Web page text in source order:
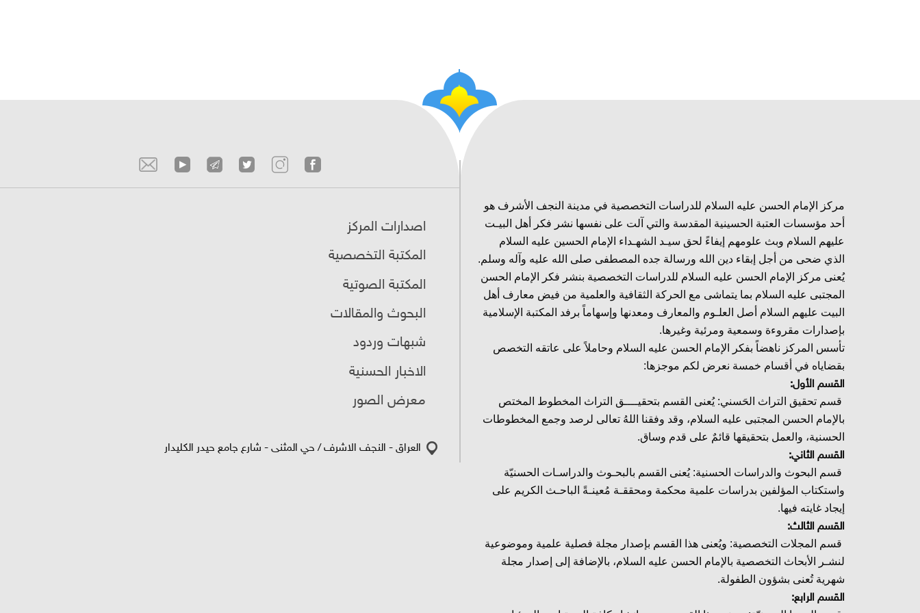
مركز الإمام الحسن عليه السلام للدراسات التخصصية في مدينة النجف الأشرف هو
أحد مؤسسات العتبة الحسينية المقدسة والتي آلت على نفسها نشر فكر أهل البيـت
عليهم السلام وبث علومهم إيفاءً لحق سيـد الشهـداء الإمام الحسين عليه السلام
الذي ضحى من أجل إبقاء دين الله ورسالة جده المصطفى صلى الله عليه وآله وسلم.
يُعنى مركز الإمام الحسن عليه السلام للدراسات التخصصية بنشر فكر الإمام الحسن
المجتبى عليه السلام بما يتماشى مع الحركة الثقافية والعلمية من فيض معارف أهل
البيت عليهم السلام أصل العلـوم والمعارف ومعدنها وإسهاماً برفد المكتبة الإسلامية
بإصدارات مقروءة وسمعية ومرئية وغيرها.
تأسس المركز ناهضاً بفكر الإمام الحسن عليه السلام وحاملاً على عاتقه التخصص
بقضاياه في أقسام خمسة نعرض لكم موجزها:
القسم الأول:
قسم تحقيق التراث الحَسني: يُعنى القسم بتحقيــــق التراث المخطوط المختص
بالإمام الحسن المجتبى عليه السلام، وقد وفقنا اللهُ تعالى لرصد وجمع المخطوطات
الحسنية، والعمل بتحقيقها قائمٌ على قدم وساق.
القسم الثاني:
قسم البحوث والدراسات الحسنية: يُعنى القسم بالبحـوث والدراسـات الحسنيّة
واستكتاب المؤلفين بدراسات علمية محكمة ومحققـة مُعينـةً الباحـث الكريم على
إيجاد غايته فيها.
القسم الثالث:
قسم المجلات التخصصية: ويُعنى هذا القسم بإصدار مجلة فصلية علمية وموضوعية
لنشـر الأبحاث التخصصية بالإمام الحسن عليه السلام، بالإضافة إلى إصدار مجلة
شهرية تُعنى بشؤون الطفولة.
القسم الرابع:
اصدارات المركز
المكتبة التخصصية
المكتبة الصوتية
البحوث والمقالات
شبهات وردود
الاخبار الحسنية
معرض الصور
العراق - النجف الاشرف / حي المثنى - شارع جامع حيدر الكليدار